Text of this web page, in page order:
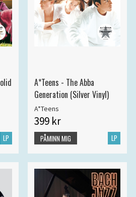
LP
A*Teens - The Abba
Generation (Silver Vinyl)
A*Teens
399 kr
LP
PÅMINN MIG